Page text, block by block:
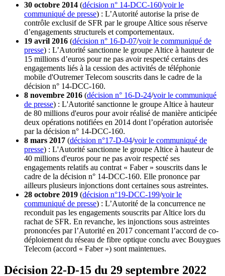
30 octobre 2014 (décision n° 14‑DCC‑160/voir le
communiqué de presse) : L’Autorité autorise la prise de
contrôle exclusif de SFR par le groupe Altice sous réserve
d’engagements structurels et comportementaux.
19 avril 2016 (décision n° 16‑D‑07/voir le communiqué de
presse) : L’Autorité sanctionne le groupe Altice à hauteur de
15 millions d’euros pour ne pas avoir respecté certains des
engagements liés à la cession des activités de téléphonie
mobile d'Outremer Telecom souscrits dans le cadre de la
décision n° 14‑DCC‑160.
8 novembre 2016 (décision n° 16-D-24/voir le communiqué
de presse) : L'Autorité sanctionne le groupe Altice à hauteur
de 80 millions d'euros pour avoir réalisé de manière anticipée
deux opérations notifiées en 2014 dont l’opération autorisée
par la décision n° 14-DCC-160.
8 mars 2017 (décision n°17‑D‑04/voir le communiqué de
presse) : L'Autorité sanctionne le groupe Altice à hauteur de
40 millions d'euros pour ne pas avoir respecté ses
engagements relatifs au contrat « Faber » souscrits dans le
cadre de la décision n° 14‑DCC‑160. Elle prononce par
ailleurs plusieurs injonctions dont certaines sous astreintes.
28 octobre 2019 (décision n°19-DCC-199/voir le
communiqué de presse) : L’Autorité de la concurrence ne
reconduit pas les engagements souscrits par Altice lors du
rachat de SFR. En revanche, les injonctions sous astreintes
prononcées par l’Autorité en 2017 concernant l’accord de co-
déploiement du réseau de fibre optique conclu avec Bouygues
Telecom (accord « Faber ») sont maintenues.
Décision 22-D-15 du 29 septembre 2022